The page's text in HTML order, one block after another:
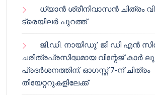
ധ്യാൻ ശ്രീനിവാസൻ ചിത്രം
ട്രെയിലർ പുറത്ത്
ജി.ഡി. നായിഡു’ ജി ഡി എൻ
ചരിത്രപ്രസിദ്ധമായ വിന്റേജ് കാർ
പ്രദർശനത്തിന്; ഓഗസ്റ്റ് 7-ന് ചിത്രം
തിയേറ്ററുകളിലേക്ക്